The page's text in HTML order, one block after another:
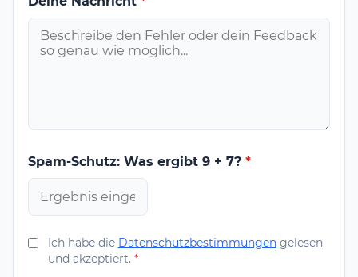
Spam-Schutz: Was ergibt 9 + 7? *
Ich habe die Datenschutzbestimmungengelesen
und akzeptiert. *